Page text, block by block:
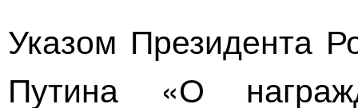
Указом Президента
Путина «О